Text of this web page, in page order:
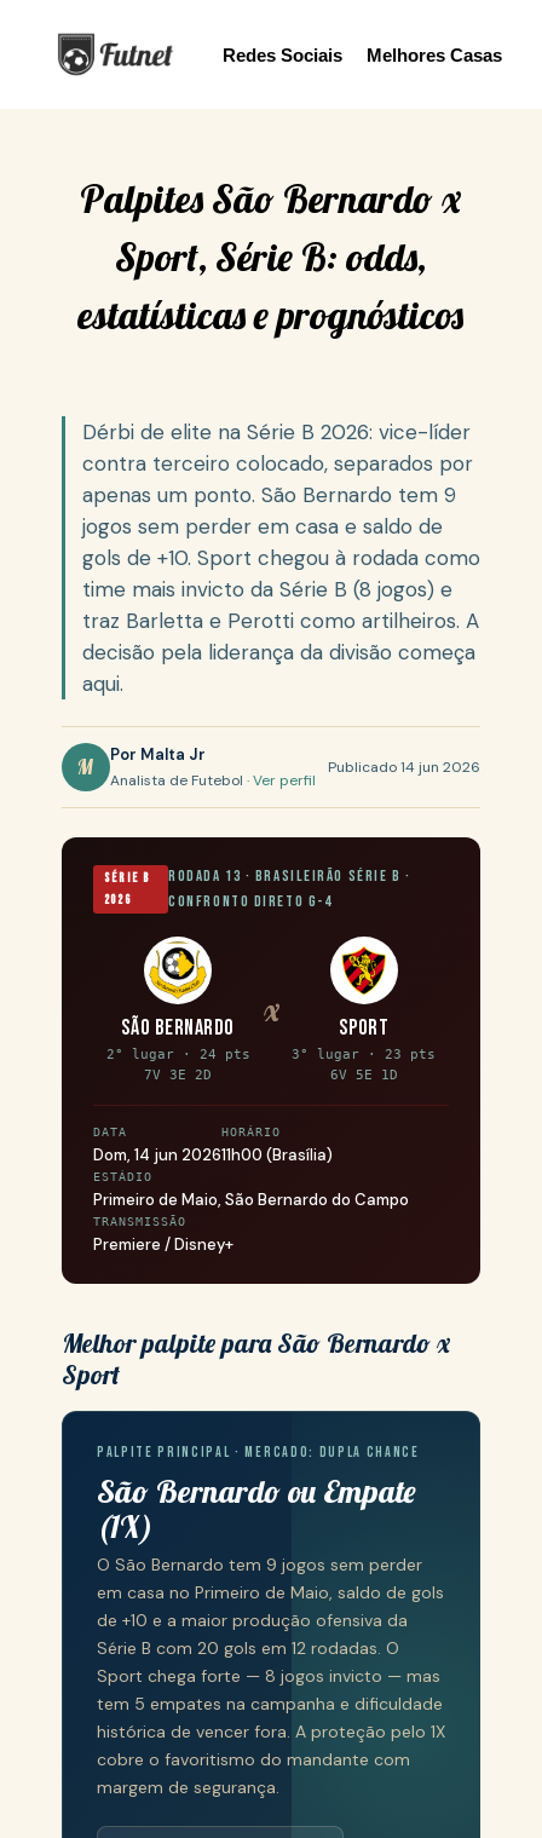
Redes Sociais Melhores Casas
Palpites São Bernardo x
Sport, Série B: odds,
estatísticas e prognósticos
Dérbi de elite na Série B 2026: vice-líder
contra terceiro colocado, separados por
apenas um ponto. São Bernardo tem 9
jogos sem perder em casa e saldo de
gols de +10. Sport chegou à rodada como
time mais invicto da Série B (8 jogos) e
traz Barletta e Perotti como artilheiros. A
decisão pela liderança da divisão começa
aqui.
M Por Malta Jr
Analista de Futebol ·Ver perfil
Publicado 14 jun 2026
Série B
2026
Rodada 13 · Brasileirão Série B ·
Confronto direto G-4
São Bernardo
2° lugar · 24 pts
7V 3E 2D
x Sport
3° lugar · 23 pts
6V 5E 1D
DATA
Dom, 14 jun 2026
HORÁRIO
11h00 (Brasília)
ESTÁDIO
Primeiro de Maio, São Bernardo do Campo
TRANSMISSÃO
Premiere / Disney+
Melhor palpite para São Bernardo x
Sport
PALPITE PRINCIPAL · MERCADO: DUPLA CHANCE
São Bernardo ou Empate
(1X)
O São Bernardo tem 9 jogos sem perder
em casa no Primeiro de Maio, saldo de gols
de +10 e a maior produção ofensiva da
Série B com 20 gols em 12 rodadas. O
Sport chega forte — 8 jogos invicto — mas
tem 5 empates na campanha e dificuldade
histórica de vencer fora. A proteção pelo 1X
cobre o favoritismo do mandante com
margem de segurança.